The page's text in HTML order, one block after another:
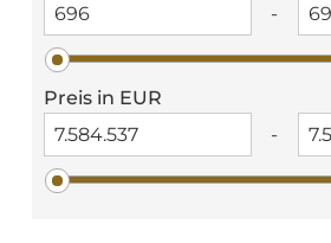
-
Preis in EUR
-